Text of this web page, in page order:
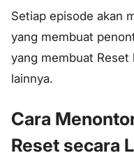
Setiap episode akan
yang membuat
yang membuat Reset
lainnya.
Cara
Reset secara